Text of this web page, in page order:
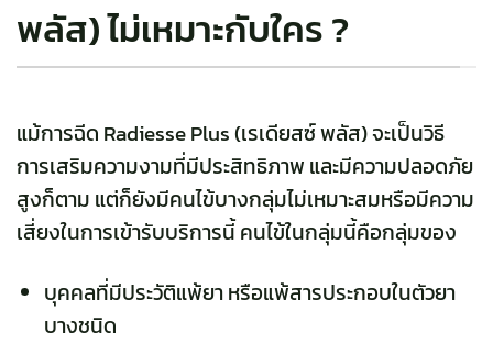
พลัส) ไม่เหมาะกับใคร ?
แม้การฉีด Radiesse Plus(เรเดียสซ์ พลัส)จะเป็นวิธี
การเสริมความงามที่มีประสิทธิภาพ และมีความปลอดภัย
สูงก็ตาม แต่ก็ยังมีคนไข้บางกลุ่มไม่เหมาะสมหรือมีความ
เสี่ยงในการเข้ารับบริการนี้ คนไข้ในกลุ่มนี้คือกลุ่มของ
บุคคลที่มีประวัติแพ้ยา หรือแพ้สารประกอบในตัวยา
บางชนิด